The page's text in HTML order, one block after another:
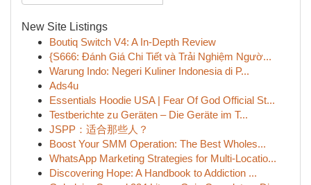
New Site Listings
Boutiq Switch V4: A In-Depth Review
{S666: Đánh Giá Chi Tiết và Trải Nghiệm Ngườ...
Warung Indo: Negeri Kuliner Indonesia di P...
Ads4u
Essentials Hoodie USA | Fear Of God Official St...
Testberichte zu Geräten – Die Geräte im T...
JSPP：适合那些人？
Boost Your SMM Operation: The Best Wholes...
WhatsApp Marketing Strategies for Multi-Locatio...
Discovering Hope: A Handbook to Addiction ...